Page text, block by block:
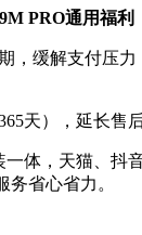
PRO通用福利
，缓解支付压
天），延长售
体，天猫、抖
省心省力。